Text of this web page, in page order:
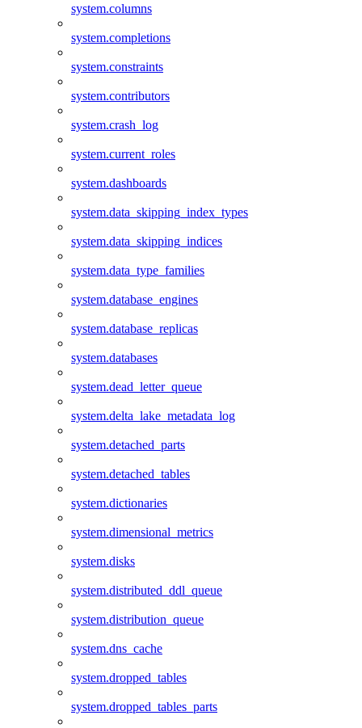
system.columns
system.completions
system.constraints
system.contributors
system.crash_log
system.current_roles
system.dashboards
system.data_skipping_index_types
system.data_skipping_indices
system.data_type_families
system.database_engines
system.database_replicas
system.databases
system.dead_letter_queue
system.delta_lake_metadata_log
system.detached_parts
system.detached_tables
system.dictionaries
system.dimensional_metrics
system.disks
system.distributed_ddl_queue
system.distribution_queue
system.dns_cache
system.dropped_tables
system.dropped_tables_parts